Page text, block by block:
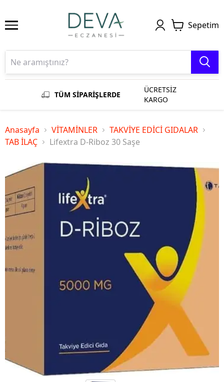
Sepetim
TÜM SİPARİŞLERDE
ÜCRETSİZ
KARGO
Anasayfa VİTAMİNLER
TAKVİYE EDİCİ GIDALAR
TAB İLAÇ
Lifextra D-Riboz 30 Saşe